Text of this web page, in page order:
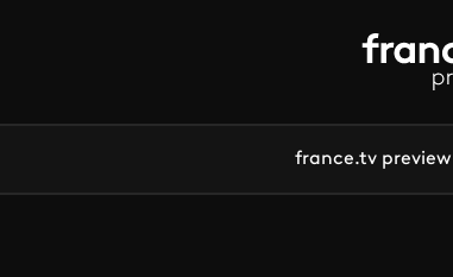
france.tv preview